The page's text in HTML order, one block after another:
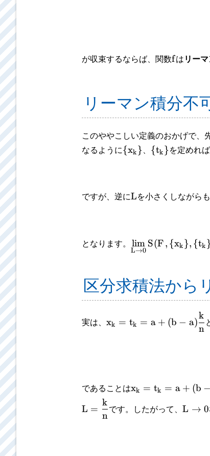
が収束するならば、関数fは リー
リーマン積分不
このややこしい定義のおかげで、
なるように{xk} {tk}を定めれば
ですが、逆にLを小さくしながらも
となります。
L→0
lim S(F, {xk}, {tk
区分求積法から
実は、 xk = tk = a + (b − a)
n
k
であることはxk = tk = a + (b −
L =
n
k
です。したがって、 L → 0